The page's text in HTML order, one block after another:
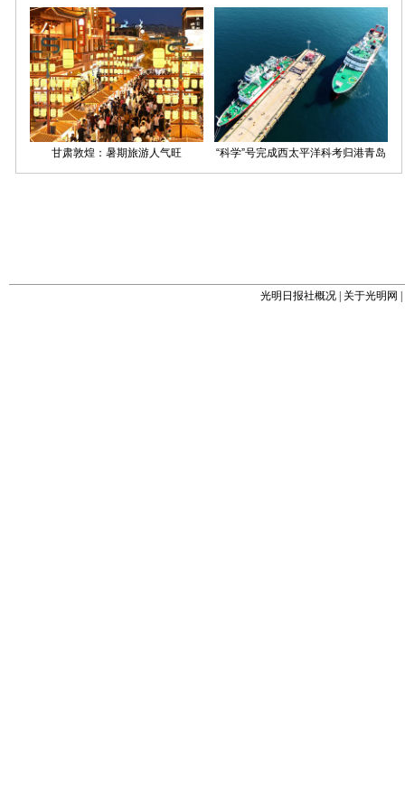
光明日报社概况 关于光明网